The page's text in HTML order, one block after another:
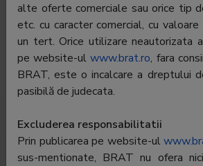
E-mail:
Regie publicitate: -
Departament
publicitate:
Trafic România Trafic global
Profil audiență
alte oferte comerciale sau orice tip
etc. cu caracter comercial, cu
un tert. Orice utilizare neautorizata
pe website-ulwww.brat.ro, fara
BRAT, este o incalcare a dreptului
pasibilă de judecata.
Excluderea responsabilitatii
Prin publicarea pe website-ul
sus-mentionate, BRAT nu ofera